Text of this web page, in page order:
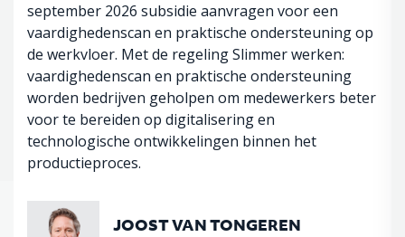
september 2026 subsidie aanvragen voor een
vaardighedenscan en praktische ondersteuning op
de werkvloer. Met de regeling Slimmer werken:
vaardighedenscan en praktische ondersteuning
worden bedrijven geholpen om medewerkers beter
voor te bereiden op digitalisering en
technologische ontwikkelingen binnen het
productieproces.
JOOST VAN TONGEREN